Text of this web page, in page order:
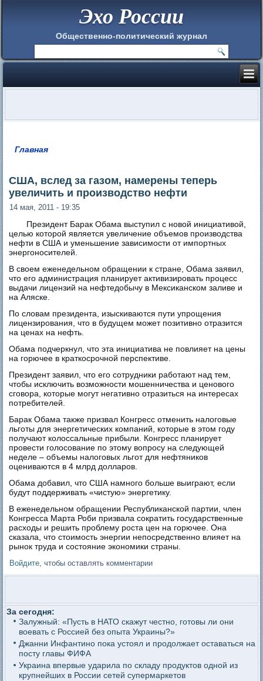
Эхо России
Общественно-политический журнал
Главная
США, вслед за газом, намерены теперь
увеличить и производство нефти
14 мая, 2011 - 19:35
Президент Барак Обама выступил с новой инициативой,
целью которой является увеличение объемов производства
нефти в США и уменьшение зависимости от импортных
энергоносителей.
В своем еженедельном обращении к стране, Обама заявил,
что его администрация планирует активизировать процесс
выдачи лицензий на нефтедобычу в Мексиканском заливе и
на Аляске.
По словам президента, изыскиваются пути упрощения
лицензирования, что в будущем может позитивно отразится
на ценах на нефть.
Обама подчеркнул, что эта инициатива не повлияет на цены
на горючее в краткосрочной перспективе.
Президент заявил, что его сотрудники работают над тем,
чтобы исключить возможности мошенничества и ценового
сговора, которые могут негативно отразиться на интересах
потребителей.
Барак Обама также призвал Конгресс отменить налоговые
льготы для энергетических компаний, которые в этом году
получают колоссальные прибыли. Конгресс планирует
провести голосование по этому вопросу на следующей
неделе – объемы налоговых льгот для нефтяников
оцениваются в 4 млрд долларов.
Обама добавил, что США намного больше выиграют, если
будут поддерживать «чистую» энергетику.
В еженедельном обращении Республиканской партии, член
Конгресса Марта Роби призвала сократить государственные
расходы и решить проблему роста цен на горючее. Она
сказала, что стоимость энергии непосредственно влияет на
рынок труда и состояние экономики страны.
Войдите , чтобы оставлять комментарии
За сегодня:
Залужный: «Пусть в НАТО скажут честно, готовы ли они
воевать с Россией без опыта Украины?»
Джанни Инфантино пока устоял и продолжает оставаться на
посту главы ФИФА
Украина впервые ударила по складу продуктов одной из
крупнейших в России сетей супермаркетов